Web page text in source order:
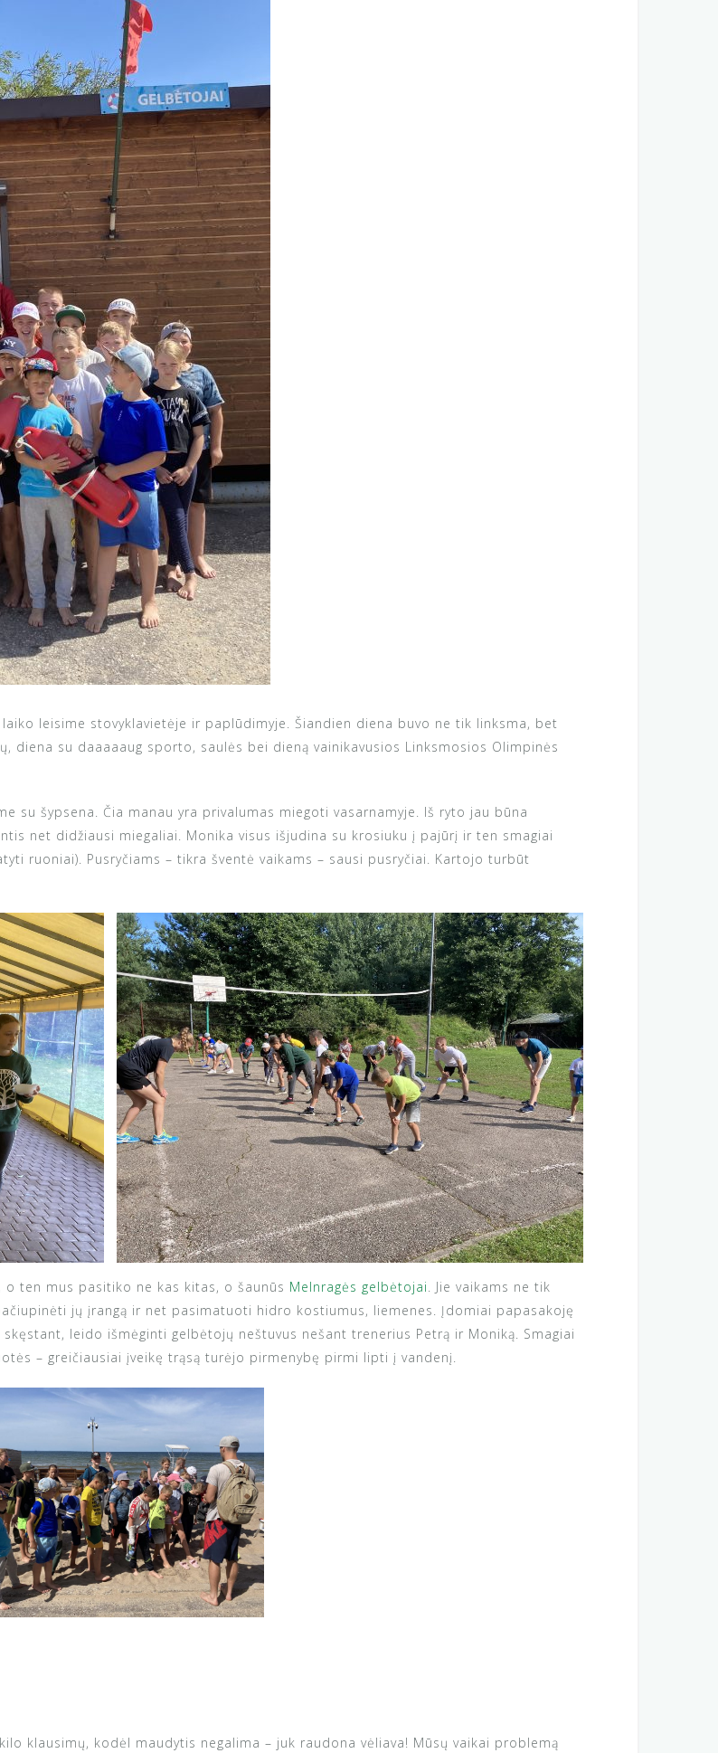
leisime stovyklavietėje ir paplūdimyje. Šiandien diena buvo ne tik linksma, bet
diena su daaaaaug sporto, saulės bei dieną vainikavusios Linksmosios Olimpinės
su šypsena. Čia manau yra privalumas miegoti vasarnamyje. Iš ryto jau būna
net didžiausi miegaliai. Monika visus išjudina su krosiuku į pajūrį ir ten smagiai
ruoniai). Pusryčiams – tikra šventė vaikams – sausi pusryčiai. Kartojo turbūt
ten mus pasitiko ne kas kitas, o šaunūs Melnragės gelbėtojai. Jie vaikams ne tik
jų įrangą ir net pasimatuoti hidro kostiumus, liemenes. Įdomiai papasakoję
leido išmėginti gelbėtojų neštuvus nešant trenerius Petrą ir Moniką. Smagiai
– greičiausiai įveikę trąsą turėjo pirmenybę pirmi lipti į vandenį.
klausimų, kodėl maudytis negalima – juk raudona vėliava! Mūsų vaikai problemą